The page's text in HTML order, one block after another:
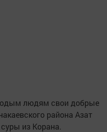
людям свои добрые
района Азат
из Корана.